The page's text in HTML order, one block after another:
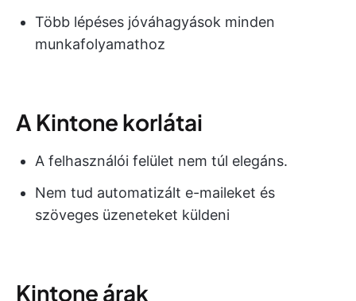
Több lépéses jóváhagyások minden
munkafolyamathoz
A Kintone korlátai
A felhasználói felület nem túl elegáns.
Nem tud automatizált e-maileket és
szöveges üzeneteket küldeni
Kintone árak